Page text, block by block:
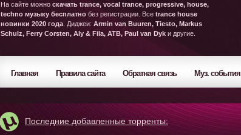
На сайте можно скачать trance, vocal trance, progressive, house,
techno музыку бесплатно без регистрации. Все trance house
новинки 2020 года . Диджеи: Armin van Buuren, Tiesto, Markus
Schulz, Ferry Corsten, Aly & Fila, ATB, Paul van Dyk и другие.
Главная Правила сайта Обратная связь Муз. события
Последние добавленные торренты: